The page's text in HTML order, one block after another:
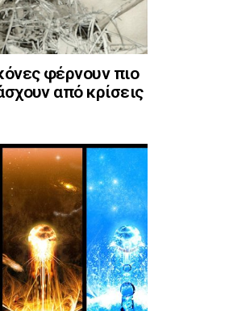
φέρνουν πιο
από κρίσεις